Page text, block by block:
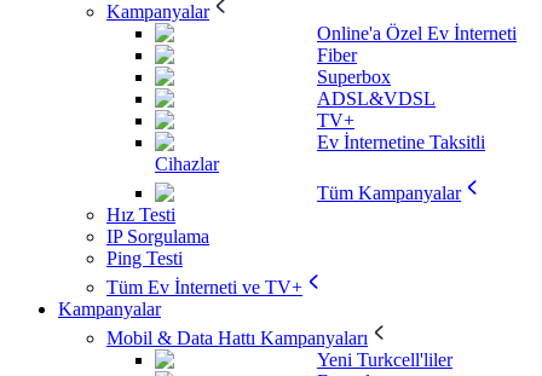
Kampanyalar
Online'a Özel Ev İnterneti
Fiber
Superbox
ADSL&VDSL
TV+
Ev İnternetine Taksitli
Cihazlar
Tüm Kampanyalar
Hız Testi
IP Sorgulama
Ping Testi
Tüm Ev İnterneti ve TV+
Kampanyalar
Mobil & Data Hattı Kampanyaları
Yeni Turkcell'liler